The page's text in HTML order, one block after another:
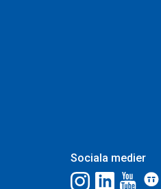
Sociala medier